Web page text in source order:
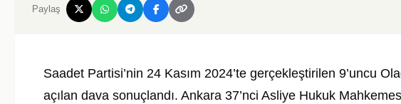
Paylaş
Saadet Partisi’nin 24 Kasım 2024’te gerçekleştirilen 9’uncu
açılan dava sonuçlandı. Ankara 37’nci Asliye Hukuk